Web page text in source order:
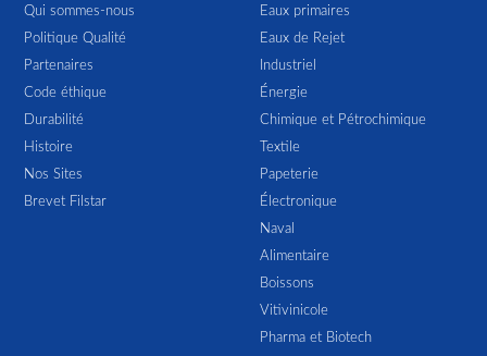
Qui sommes-nous
Politique Qualité
Partenaires
Code éthique
Durabilité
Histoire
Nos Sites
Brevet Filstar
Eaux primaires
Eaux de Rejet
Industriel
Énergie
Chimique et Pétrochimique
Textile
Papeterie
Électronique
Naval
Alimentaire
Boissons
Vitivinicole
Pharma et Biotech